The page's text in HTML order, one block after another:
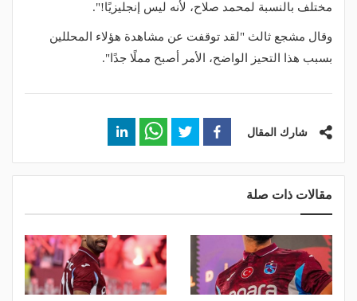
مختلف بالنسبة لمحمد صلاح، لأنه ليس إنجليزيًا!".
وقال مشجع ثالث "لقد توقفت عن مشاهدة هؤلاء المحللين
بسبب هذا التحيز الواضح، الأمر أصبح مملًا جدًا".
شارك المقال
مقالات ذات صلة